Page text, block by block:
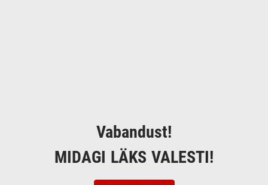
Vabandust!
MIDAGI LÄKS VALESTI!